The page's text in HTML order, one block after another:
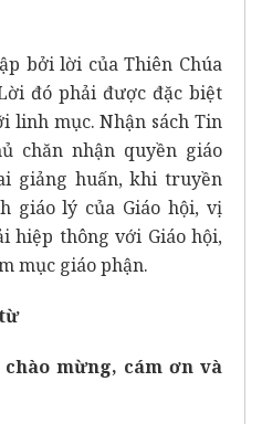
bởi lời của Thiên Chúa
đó phải được đặc biệt
linh mục. Nhận sách Tin
chăn nhận quyền giáo
giảng huấn, khi truyền
giáo lý của Giáo hội, vị
hiệp thông với Giáo hội,
mục giáo phận.
mừng, cám ơn và